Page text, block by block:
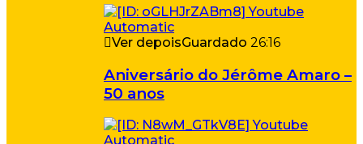
Ver depoisGuardado 26:16
Aniversário do Jérôme Amaro –
50 anos